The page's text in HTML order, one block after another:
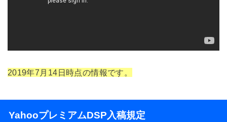
2019年7月14日時点の情報です。
YahooプレミアムDSP入稿規定